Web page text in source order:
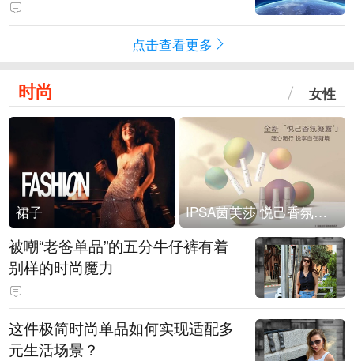
点击查看更多
时尚 女性
裙子 IPSA茵芙莎 悦己香氛凝露上市
被嘲“老爸单品”的五分牛仔裤有着
别样的时尚魔力
这件极简时尚单品如何实现适配多
元生活场景？